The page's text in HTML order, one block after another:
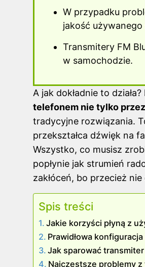
W przypadku
jakość używanego
Transmitery FM
w samochodzie.
A jak dokładnie to
telefonem nie tylko
tradycyjne rozwiązania.
przekształca dźwięk na
Wszystko, co musisz
popłynie jak strumień
zakłóceń, bo przecież
Spis treści
Jakie korzyści płyną z
Prawidłowa
Jak sparować
Najczęstsze problemy